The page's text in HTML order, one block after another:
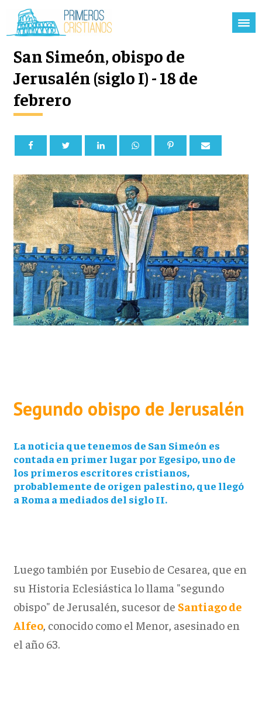
San Simeón, obispo de
Jerusalén (siglo I) - 18 de
febrero
Segundo obispo de Jerusalén
La noticia que tenemos de San Simeón es
contada en primer lugar por Egesipo, uno de
los primeros escritores cristianos,
probablemente de origen palestino, que llegó
a Roma a mediados del siglo II.
Luego también por Eusebio de Cesarea, que en
su Historia Eclesiástica lo llama "segundo
obispo" de Jerusalén, sucesor de Santiago de
Alfeo, conocido como el Menor, asesinado en
el año 63.